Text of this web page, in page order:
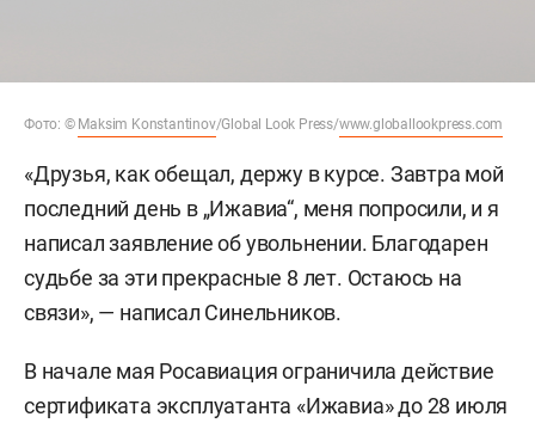
Фото: © Maksim Konstantinov/Global Look Press/www.globallookpress.com
«Друзья, как обещал, держу в курсе. Завтра мой
последний день в „Ижавиа“, меня попросили, и я
написал заявление об увольнении. Благодарен
судьбе за эти прекрасные 8 лет. Остаюсь на
связи», — написал Синельников.
В начале мая Росавиация ограничила действие
сертификата эксплуатанта «Ижавиа» до 28 июля